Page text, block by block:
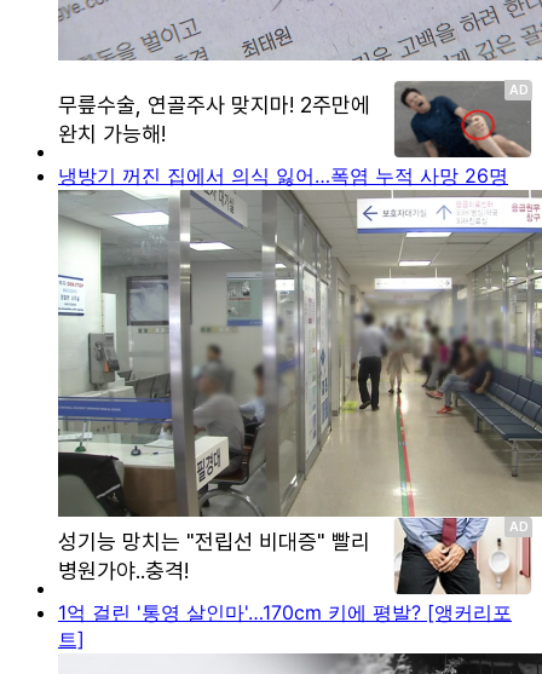
냉방기 꺼진 집에서 의식 잃어…폭염 누적 사망 26명
1억 걸린 '통영 살인마'…170cm 키에 평발? [앵커리포
트]